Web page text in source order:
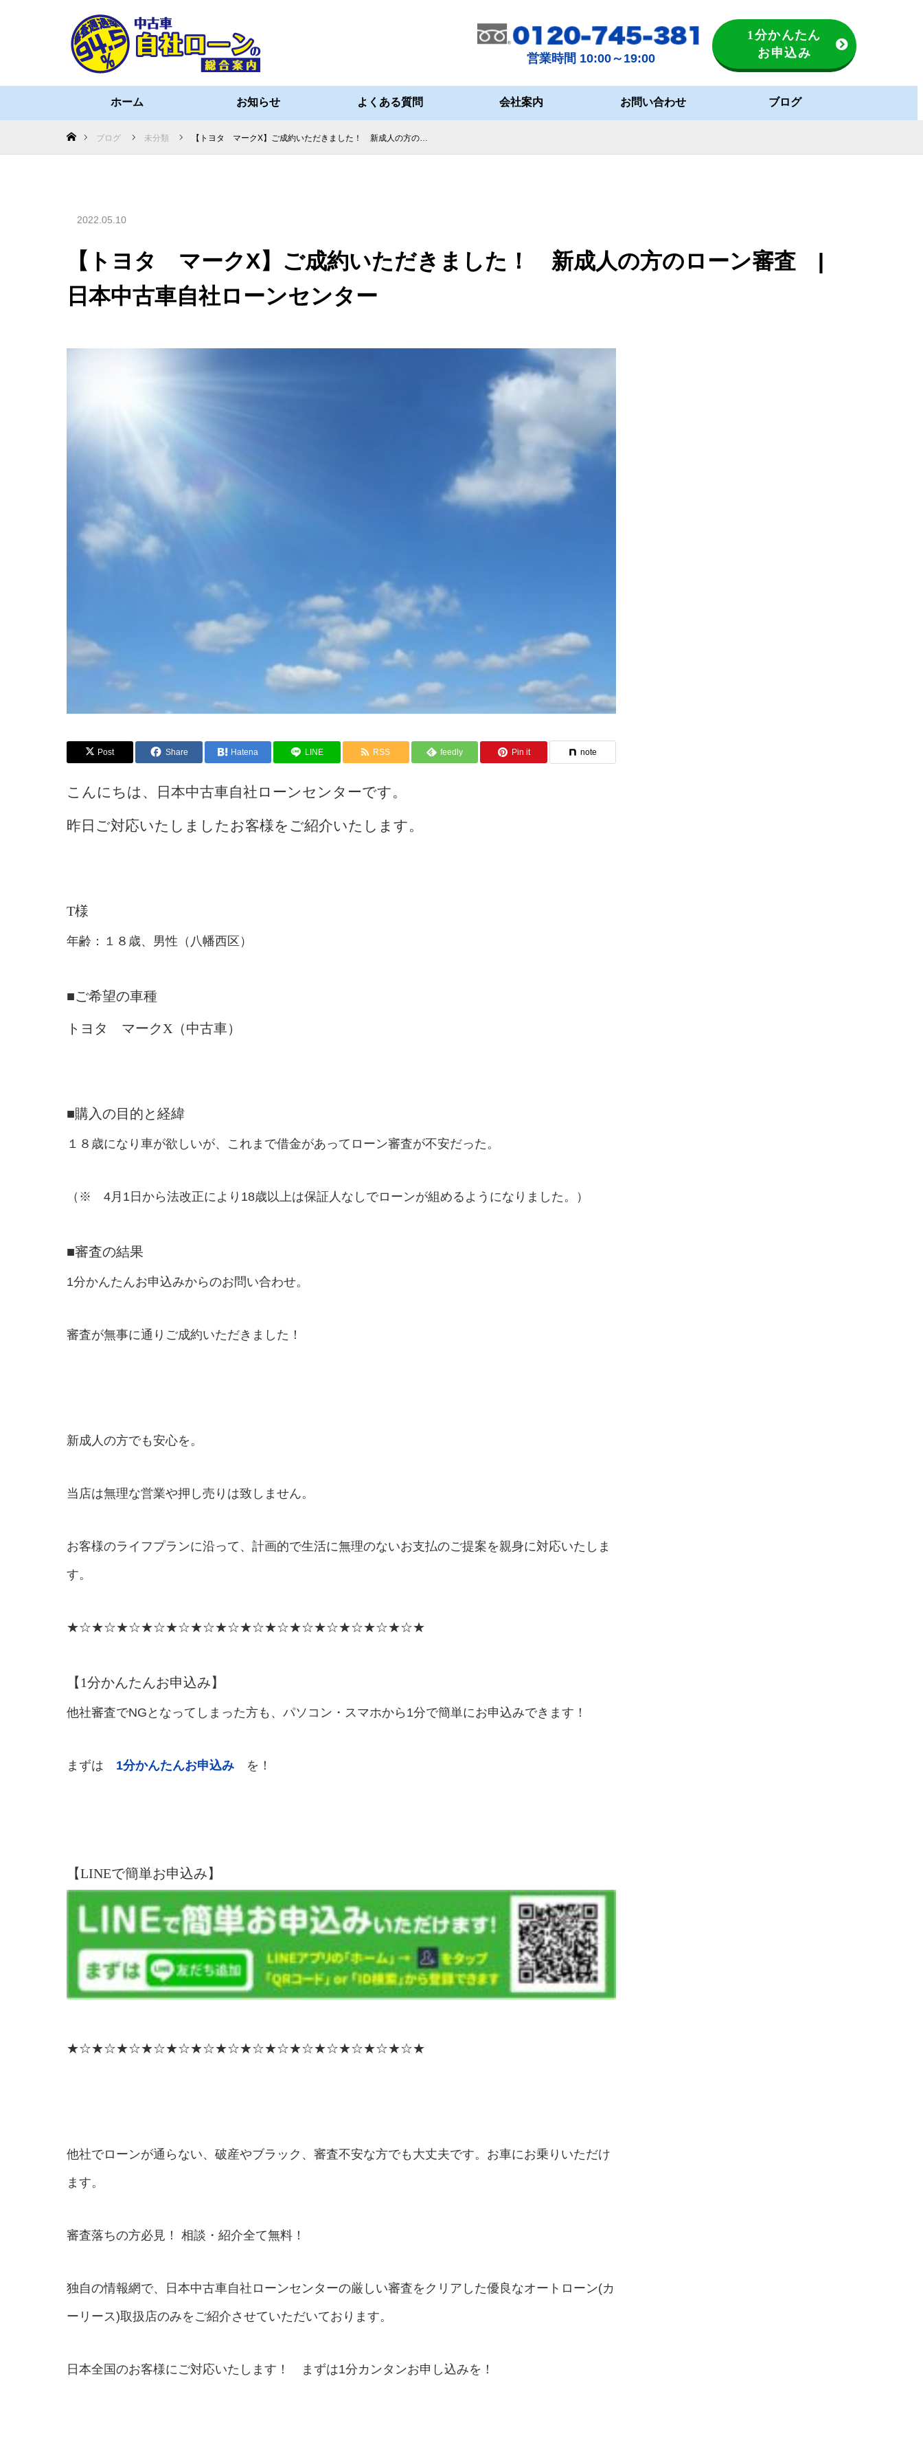
営業時間 10:00～19:00
1分かんたん
お申込み
ホーム お知らせ よくある質問 会社案内 お問い合わせ ブログ
ブログ
未分類 【トヨタ マークX】ご成約いただきました！ 新成人の方の…
2022.05.10
【トヨタ マークX】ご成約いただきました！ 新成人の方のローン審査 |
日本中古車自社ローンセンター
Post Share Hatena LINE RSS feedly Pin it note
こんにちは、日本中古車自社ローンセンターです。
昨日ご対応いたしましたお客様をご紹介いたします。
T様
年齢：１８歳、男性（八幡西区）
■ご希望の車種
トヨタ マークX（中古車）
■購入の目的と経緯
１８歳になり車が欲しいが、これまで借金があってローン審査が不安だった。
（※ 4月1日から法改正により18歳以上は保証人なしでローンが組めるようになりました。）
■審査の結果
1分かんたんお申込みからのお問い合わせ。
審査が無事に通りご成約いただきました！
新成人の方でも安心を。
当店は無理な営業や押し売りは致しません。
お客様のライフプランに沿って、計画的で生活に無理のないお支払のご提案を親身に対応いたしま
す。
★☆★☆★☆★☆★☆★☆★☆★☆★☆★☆★☆★☆★☆★☆★
【1分かんたんお申込み】
他社審査でNGとなってしまった方も、パソコン・スマホから1分で簡単にお申込みできます！
まずは 1分かんたんお申込み を！
【LINEで簡単お申込み】
★☆★☆★☆★☆★☆★☆★☆★☆★☆★☆★☆★☆★☆★☆★
他社でローンが通らない、破産やブラック、審査不安な方でも大丈夫です。お車にお乗りいただけ
ます。
審査落ちの方必見！ 相談・紹介全て無料！
独自の情報網で、日本中古車自社ローンセンターの厳しい審査をクリアした優良なオートローン(カ
ーリース)取扱店のみをご紹介させていただいております。
日本全国のお客様にご対応いたします！ まずは1分カンタンお申し込みを！